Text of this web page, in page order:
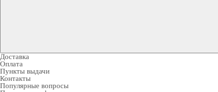
Доставка
Оплата
Пункты выдачи
Контакты
Популярные вопросы